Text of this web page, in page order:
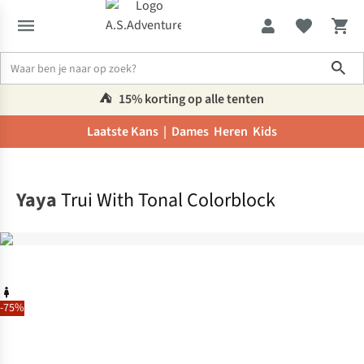
⛺️ 15% korting op alle tenten
Laatste Kans | Dames Heren Kids
-75%
YayaTrui With Tonal Colorblock